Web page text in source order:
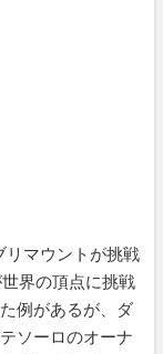
マウントが挑戦
界の頂点に挑戦
例があるが、ダ
ソーロのオーナ